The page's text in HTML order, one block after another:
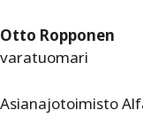
Otto Ropponen
varatuomari
Asianajotoimisto